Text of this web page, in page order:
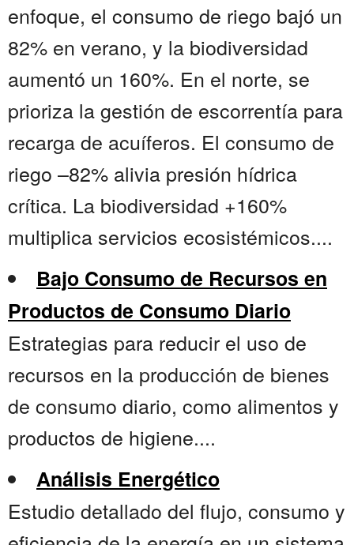
enfoque, el consumo de riego bajó un
82% en verano, y la biodiversidad
aumentó un 160%. En el norte, se
prioriza la gestión de escorrentía para
recarga de acuíferos. El consumo de
riego –82% alivia presión hídrica
crítica. La biodiversidad +160%
multiplica servicios ecosistémicos....
Bajo Consumo de Recursos en
Productos de Consumo Diario
Estrategias para reducir el uso de
recursos en la producción de bienes
de consumo diario, como alimentos y
productos de higiene....
Análisis Energético
Estudio detallado del flujo, consumo y